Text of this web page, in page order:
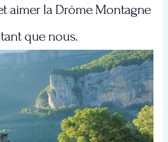
aimer la Drôme Montagne
que nous.